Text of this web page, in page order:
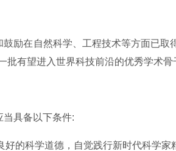
励在自然科学、工程技术等方面已
有望进入世界科技前沿的优秀学术骨
具备以下条件:
的科学道德，自觉践行新时代科学家